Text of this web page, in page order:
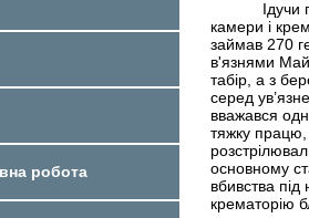
Ідучи
камери і
займав 270
в'язнями
табір, а з
серед
вважався
тяжку працю,
основному
вбивства
крематорію
робота